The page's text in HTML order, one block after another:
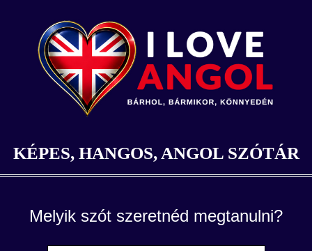
KÉPES, HANGOS, ANGOL SZÓTÁR
Melyik szót szeretnéd megtanulni?